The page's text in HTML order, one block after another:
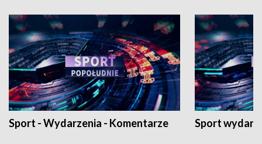
Sport - Wydarzenia - Komentarze Sport